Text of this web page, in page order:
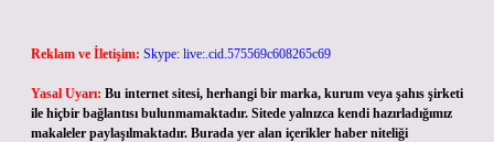
Reklam ve İletişim: Skype: live:.cid.575569c608265c69
Yasal Uyarı: Bu internet sitesi, herhangi bir marka, kurum veya şahıs şirketi
ile hiçbir bağlantısı bulunmamaktadır. Sitede yalnızca kendi hazırladığımız
makaleler paylaşılmaktadır. Burada yer alan içerikler haber niteliği